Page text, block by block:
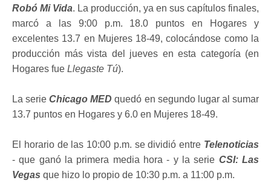
Robó Mi Vida. La producción, ya en sus capítulos finales,
marcó a las 9:00 p.m. 18.0 puntos en Hogares y
excelentes 13.7 en Mujeres 18-49, colocándose como la
producción más vista del jueves en esta categoría (en
Hogares fue Llegaste Tú).
La serieChicago MED quedó en segundo lugar al sumar
13.7 puntos en Hogares y 6.0 en Mujeres 18-49.
El horario de las 10:00 p.m. se dividió entre Telenoticias
- que ganó la primera media hora - y la serie CSI: Las
Vegas que hizo lo propio de 10:30 p.m. a 11:00 p.m.